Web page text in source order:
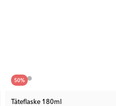
50%
Tåteflaske 180ml